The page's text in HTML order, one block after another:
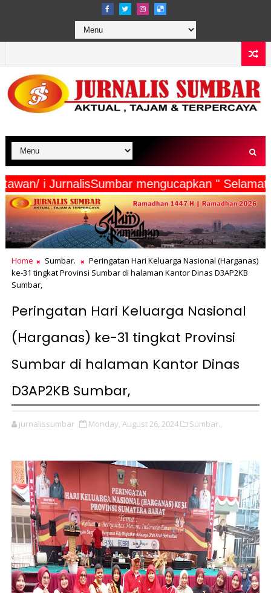
Wartawan/ i JurnalisSumbar mengucapkan "
Home Sumbar.
Peringatan Hari Keluarga Nasional (Harganas)
ke-31 tingkat Provinsi Sumbar di halaman Kantor Dinas D3AP2KB
Sumbar,
Peringatan Hari Keluarga Nasional
(Harganas) ke-31 tingkat Provinsi
Sumbar di halaman Kantor Dinas
D3AP2KB Sumbar,
jurnalissumbar Monday, August 26, 2024 Sumbar.,